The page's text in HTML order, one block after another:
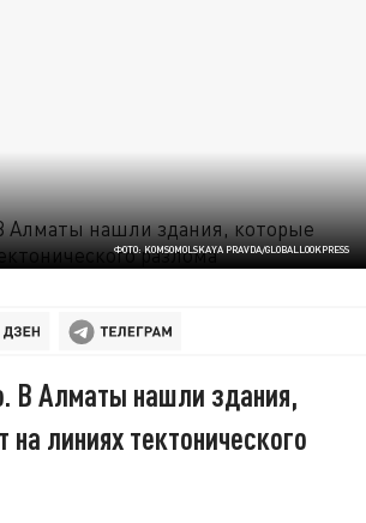
ФОТО: KOMSOMOLSKAYA PRAVDA/GLOBALLOOKPRESS
В Алматы нашли здания,
на линиях тектонического